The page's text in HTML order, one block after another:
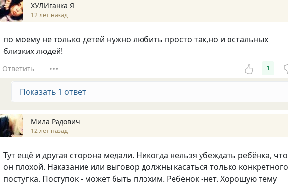
ХУЛИганка Я
12 лет назад
по моему не только детей нужно любить просто так,но и остальных
близких людей!
Ответить 1
Показать 1 ответ
Мила Радович
12 лет назад
Тут ещё и другая сторона медали. Никогда нельзя убеждать ребёнка, что
он плохой. Наказание или выговор должны касаться только конкретного
поступка. Поступок - может быть плохим. Ребёнок -нет. Хорошую тему